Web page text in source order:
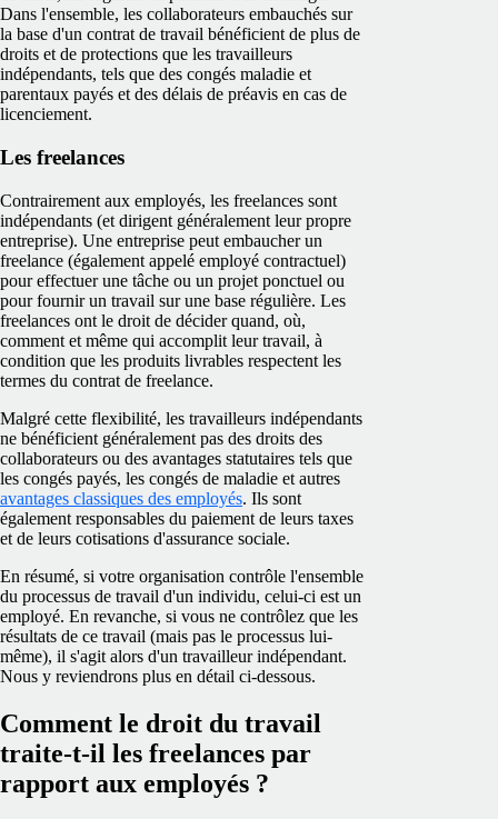
Dans l'ensemble, les collaborateurs embauchés sur
la base d'un contrat de travail bénéficient de plus de
droits et de protections que les travailleurs
indépendants, tels que des congés maladie et
parentaux payés et des délais de préavis en cas de
licenciement.
Les freelances
Contrairement aux employés, les freelances sont
indépendants (et dirigent généralement leur propre
entreprise). Une entreprise peut embaucher un
freelance (également appelé employé contractuel)
pour effectuer une tâche ou un projet ponctuel ou
pour fournir un travail sur une base régulière. Les
freelances ont le droit de décider quand, où,
comment et même qui accomplit leur travail, à
condition que les produits livrables respectent les
termes du contrat de freelance.
Malgré cette flexibilité, les travailleurs indépendants
ne bénéficient généralement pas des droits des
collaborateurs ou des avantages statutaires tels que
les congés payés, les congés de maladie et autres
avantages classiques des employés. Ils sont
également responsables du paiement de leurs taxes
et de leurs cotisations d'assurance sociale.
En résumé, si votre organisation contrôle l'ensemble
du processus de travail d'un individu, celui-ci est un
employé. En revanche, si vous ne contrôlez que les
résultats de ce travail (mais pas le processus lui-
même), il s'agit alors d'un travailleur indépendant.
Nous y reviendrons plus en détail ci-dessous.
Comment le droit du travail
traite-t-il les freelances par
rapport aux employés ?